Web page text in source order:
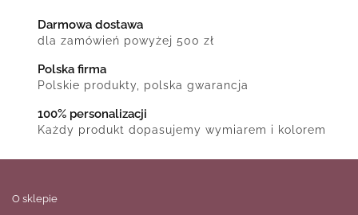
Darmowa dostawa
dla zamówień powyżej 500 zł
Polska firma
Polskie produkty, polska gwarancja
100% personalizacji
Każdy produkt dopasujemy wymiarem i kolorem
O sklepie